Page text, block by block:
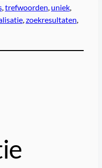
, trefwoorden, uniek,
, zoekresultaten,